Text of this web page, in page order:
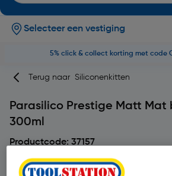
Selecteer een vestiging
5% click & collect korting met code
Terug naar Siliconenkitten
Parasilico Prestige Matt Mat
300ml
Productcode: 37157